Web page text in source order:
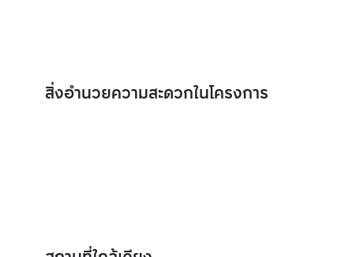
สิ่งอำนวยความสะดวกในโครงการ